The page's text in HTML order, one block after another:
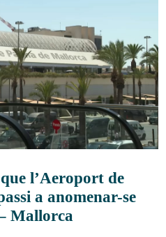
l’Aeroport de
a anomenar-se
Mallorca